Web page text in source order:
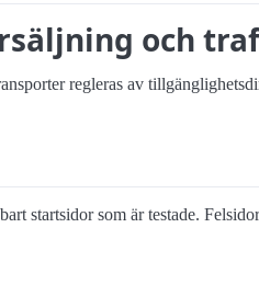
och
regleras av
startsidor som är testade.